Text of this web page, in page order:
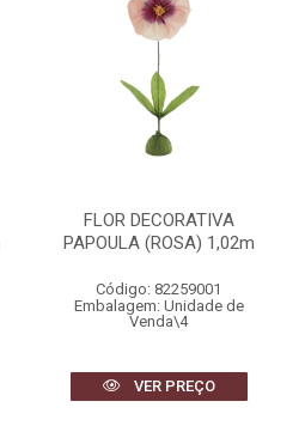
FLOR DECORATIVA
PAPOULA (ROSA) 1,02m
Código: 82259001
Embalagem: Unidade de
Venda\4
VER PREÇO